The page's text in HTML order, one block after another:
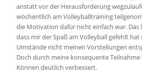
anstatt vor der Herausforderung
wöchentlich am Volleyballtraining
die Motivation dafür nicht einfach war. Das
dass mir der Spaß am Volleyball gefehlt
Umstände nicht meinen Vorstellungen
Doch durch meine konsequente Teilnahme
Können deutlich verbessert.